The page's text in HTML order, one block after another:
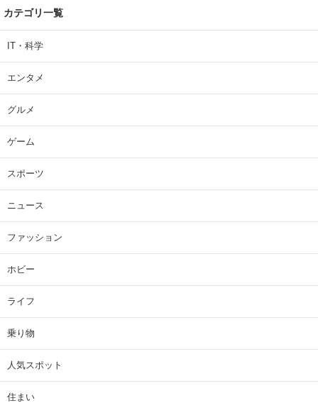
カテゴリ一覧
IT・科学
エンタメ
グルメ
ゲーム
スポーツ
ニュース
ファッション
ホビー
ライフ
乗り物
人気スポット
住まい